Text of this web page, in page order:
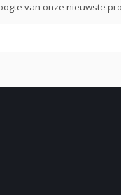
van onze nieuwste